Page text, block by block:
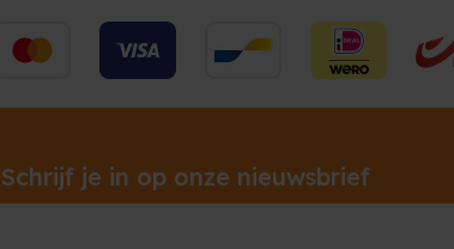
Schrijf je in op onze nieuwsbrief